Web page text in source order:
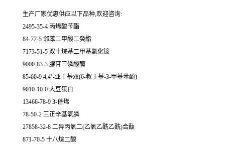
生产厂家优惠供应以下品种,欢迎咨询:
2495-35-4 丙烯酸苄酯
84-77-5 邻苯二甲酸二癸酯
7173-51-5 双十烷基二甲基氯化铵
9000-83-3 腺苷三磷酸酶
85-60-9 4,4’-亚丁基双(6-叔丁基-3-甲基苯酚)
9010-10-0 大豆蛋白
13466-78-9 3-蒈烯
78-50-2 三正辛基氧膦
27858-32-8 二异丙氧二(乙氧乙酰乙酰)合酞
871-70-5 十八烷二酸